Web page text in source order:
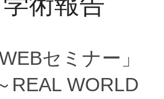
セミナー」
REAL WORLD